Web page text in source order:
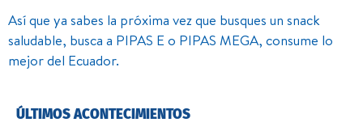
Así que ya sabes la próxima vez que busques un snack
saludable, busca a PIPAS E o PIPAS MEGA, consume lo
mejor del Ecuador.
ÚLTIMOS ACONTECIMIENTOS